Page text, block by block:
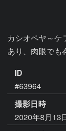
カシオペヤ～
あり、肉眼でも
ID
#63964
撮影日時
2020年8月13